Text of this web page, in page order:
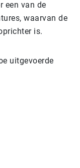
een van de
waarvan de
is.
uitgevoerde